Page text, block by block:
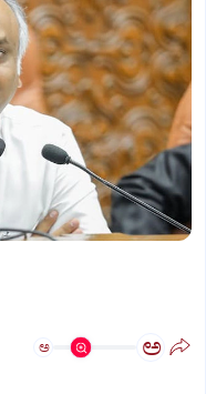
ಅ ಅ